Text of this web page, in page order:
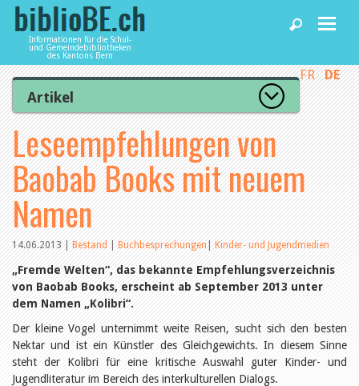
Informationen für die Schul-
und Gemeindebibliotheken
des Kantons Bern
Home
News und Fachbeiträge
Bibliotheken
Agenda
Dienstleistungen
biblioBE nutzen
FR DE
Artikel
Zur Artikelübersicht
Lesenswert
Gut bewertet
Kategorien
Aus dem Amt für Kultur
Aus der Kommission
Aus den Bibliotheken
Organisation
Raum und Infrastruktur
Bestand
Benutzung
Finanzen
Personal
Qualitätsmanagement
Recht und Politik
Öffentlichkeitsarbeit
Leseförderung
Leseempfehlungen von
Baobab Books mit neuem
Namen
14.06.2013|Bestand|Buchbesprechungen|Kinder- und Jugendmedien
„Fremde Welten“, das bekannte Empfehlungsverzeichnis
von Baobab Books, erscheint ab September 2013 unter
dem Namen „Kolibri“.
Der kleine Vogel unternimmt weite Reisen, sucht sich den besten
Nektar und ist ein Künstler des Gleichgewichts. In diesem Sinne
steht der Kolibri für eine kritische Auswahl guter Kinder- und
Jugendliteratur im Bereich des interkulturellen Dialogs.